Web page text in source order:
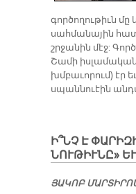
գործողութիւն
սահմանային
շրջանին մէջ:
Շամի
խմբաւորում) էր
սպաննուէին
Ի՞ՆՉ Է
ՆՈՒ­ԹԻՒ­ՆԸ»
ՅԱԿՈԲ